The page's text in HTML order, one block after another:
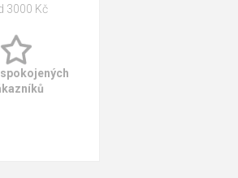
3000 Kč